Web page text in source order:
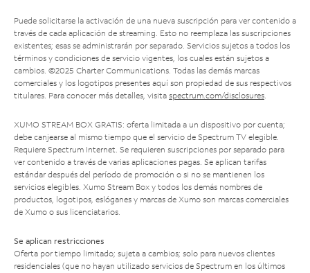
Puede solicitarse la activación de una nueva suscripción para ver contenido a
través de cada aplicación de streaming. Esto no reemplaza las suscripciones
existentes; esas se administrarán por separado. Servicios sujetos a todos los
términos y condiciones de servicio vigentes, los cuales están sujetos a
cambios. ©2025 Charter Communications. Todas las demás marcas
comerciales y los logotipos presentes aquí son propiedad de sus respectivos
titulares. Para conocer más detalles, visita spectrum.com/disclosures.
XUMO STREAM BOX GRATIS: oferta limitada a un dispositivo por cuenta;
debe canjearse al mismo tiempo que el servicio de Spectrum TV elegible.
Requiere Spectrum Internet. Se requieren suscripciones por separado para
ver contenido a través de varias aplicaciones pagas. Se aplican tarifas
estándar después del período de promoción o si no se mantienen los
servicios elegibles. Xumo Stream Box y todos los demás nombres de
productos, logotipos, eslóganes y marcas de Xumo son marcas comerciales
de Xumo o sus licenciatarios.
Se aplican restricciones
Oferta por tiempo limitado; sujeta a cambios; solo para nuevos clientes
residenciales (que no hayan utilizado servicios de Spectrum en los últimos